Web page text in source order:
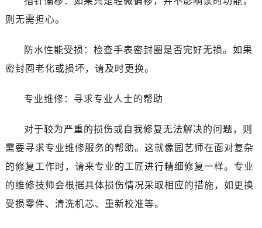
则无需担心。
防水性能受损：检查手表密封圈是否完好无损。如果
密封圈老化或损坏，请及时更换。
专业维修：寻求专业人士的帮助
对于较为严重的损伤或自我修复无法解决的问题，则
需要寻求专业维修服务的帮助。这就像园艺师在面对复杂
的修复工作时，请来专业的工匠进行精细修复一样。专业
的维修技师会根据具体损伤情况采取相应的措施，如更换
受损零件、清洗机芯、重新校准等。